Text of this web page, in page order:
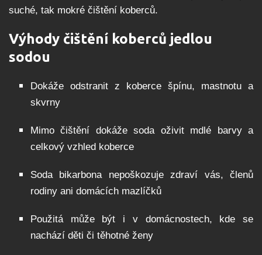
suché, tak mokré čištění koberců.
Výhody čištění koberců jedlou
sodou
Dokáže odstranit z koberce špínu, mastnotu a
skvrny
Mimo čištění dokáže soda oživit mdlé barvy a
celkový vzhled koberce
Soda bikarbona nepoškozuje zdraví vás, členů
rodiny ani domácích mazlíčků
Použitá může být i v domácnostech, kde se
nachází děti či těhotné ženy